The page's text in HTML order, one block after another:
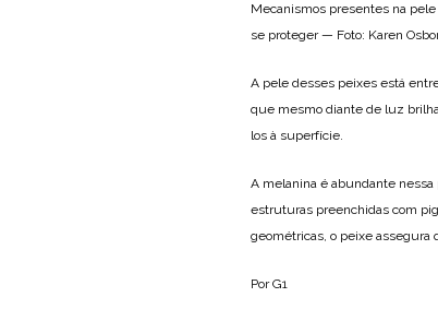
Mecanismos presentes na
se proteger — Foto: Karen
A pele desses peixes está
que mesmo diante de luz
los à superfície.
A melanina é abundante
estruturas preenchidas com
geométricas, o peixe assegura
Por G1